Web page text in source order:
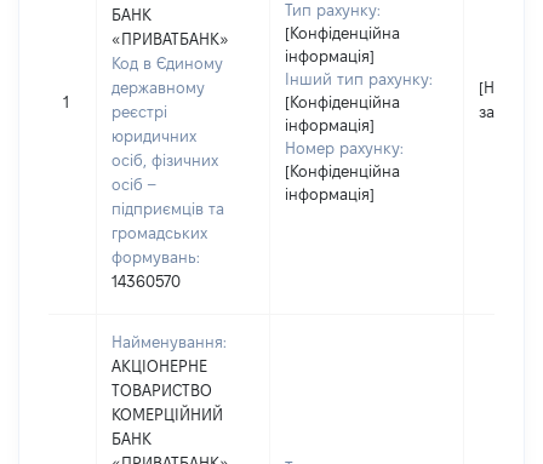
1
БАНК
«ПРИВАТБАНК»
Код в Єдиному
державному
реєстрі
юридичних
осіб, фізичних
осіб –
підприємців та
громадських
формувань:
14360570
Тип рахунку:
[Конфіденційна
інформація]
Інший тип рахунку:
[Конфіденційна
інформація]
Номер рахунку:
[Конфіденційна
інформація]
[Не
Найменування:
АКЦІОНЕРНЕ
ТОВАРИСТВО
КОМЕРЦІЙНИЙ
БАНК